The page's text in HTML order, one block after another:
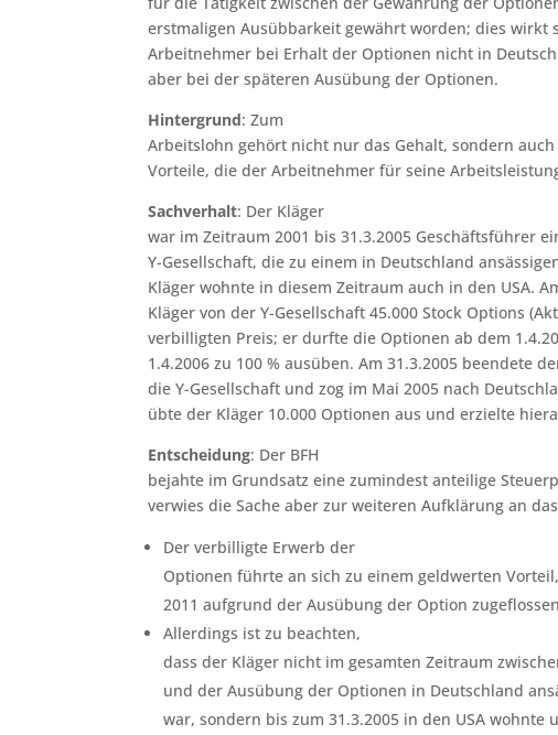
erstmaligen Ausübbarkeit gewährt worden; dies wirkt
Arbeitnehmer bei Erhalt der Optionen nicht in
aber bei der späteren Ausübung der Optionen.
Hintergrund: Zum
Arbeitslohn gehört nicht nur das Gehalt, sondern
Vorteile, die der Arbeitnehmer für seine
Sachverhalt: Der Kläger
war im Zeitraum 2001 bis 31.3.2005 Geschäftsführer
Y-Gesellschaft, die zu einem in Deutschland
Kläger wohnte in diesem Zeitraum auch in den USA.
Kläger von der Y-Gesellschaft 45.000 Stock Options
verbilligten Preis; er durfte die Optionen ab dem
1.4.2006 zu 100 % ausüben. Am 31.3.2005 beendete
die Y-Gesellschaft und zog im Mai 2005 nach
übte der Kläger 10.000 Optionen aus und erzielte
Entscheidung: Der BFH
bejahte im Grundsatz eine zumindest anteilige
verwies die Sache aber zur weiteren Aufklärung an
Der verbilligte Erwerb der
Optionen führte an sich zu einem geldwerten
2011 aufgrund der Ausübung der Option
Allerdings ist zu beachten,
dass der Kläger nicht im gesamten Zeitraum
und der Ausübung der Optionen in Deutschland
war, sondern bis zum 31.3.2005 in den USA wohnte